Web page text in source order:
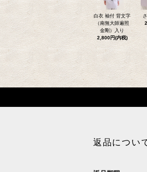
白衣 袖付 背文字
（南無大師遍照
金剛）入り
2,800円(内税)
返品につい